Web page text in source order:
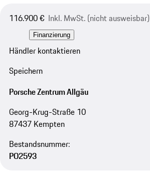
116.900 € Inkl. MwSt. (nicht ausweisbar)
Finanzierung
Händler kontaktieren
Speichern
Porsche Zentrum Allgäu
Georg-Krug-Straße 10
87437 Kempten
Bestandsnummer:
PO2593